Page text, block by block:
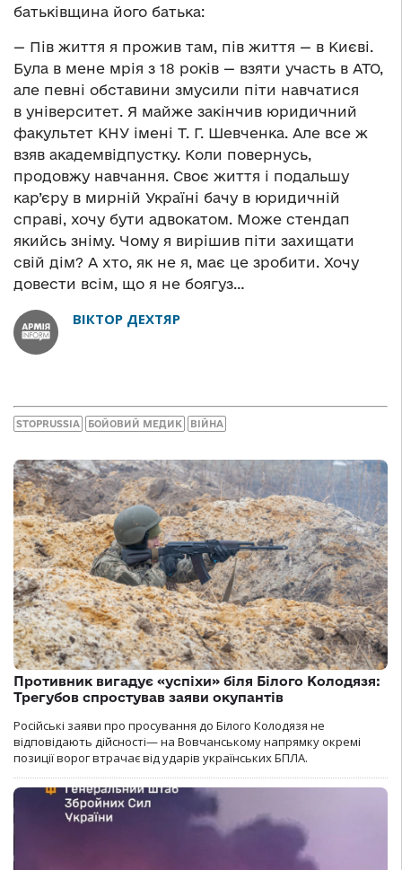
батьківщина його батька:
— Пів життя я прожив там, пів життя — в Києві.
Була в мене мрія з 18 років — взяти участь в АТО,
але певні обставини змусили піти навчатися
в університет. Я майже закінчив юридичний
факультет КНУ імені Т. Г. Шевченка. Але все ж
взяв академвідпустку. Коли повернусь,
продовжу навчання. Своє життя і подальшу
кар’єру в мирній Україні бачу в юридичній
справі, хочу бути адвокатом. Може стендап
якийсь зніму. Чому я вирішив піти захищати
свій дім? А хто, як не я, має це зробити. Хочу
довести всім, що я не боягуз…
ВІКТОР ДЕХТЯР
STOPRUSSIA БОЙОВИЙ МЕДИК ВІЙНА
Противник вигадує «успіхи» біля Білого Колодязя:
Трегубов спростував заяви окупантів
Російські заяви про просування до Білого Колодязя не
відповідають дійсності— на Вовчанському напрямку окремі
позиції ворог втрачає від ударів українських БПЛА.